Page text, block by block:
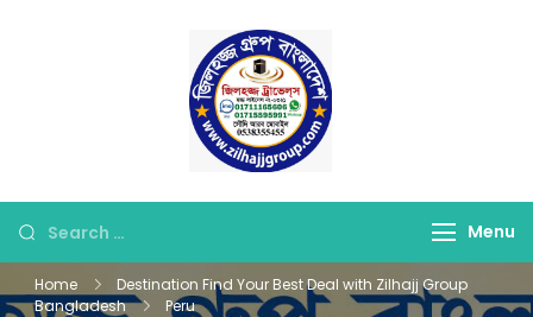
Looking
for
Something?
Menu
Home
Destination Find Your Best Deal with Zilhajj Group
Bangladesh
Peru